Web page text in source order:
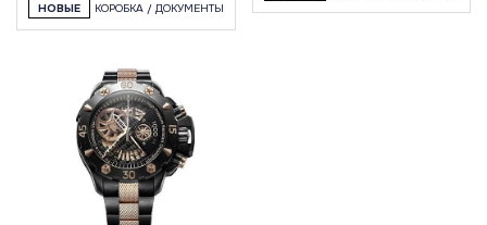
НОВЫЕ КОРОБКА / ДОКУМЕНТЫ